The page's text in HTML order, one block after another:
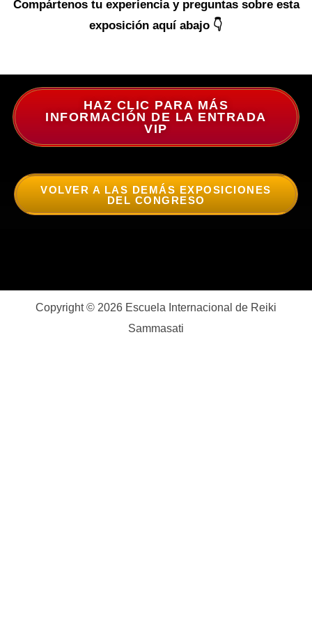
Compártenos tu experiencia y preguntas sobre esta
exposición aquí abajo 👇
HAZ CLIC PARA MÁS
INFORMACIÓN DE LA ENTRADA
VIP
VOLVER A LAS DEMÁS EXPOSICIONES
DEL CONGRESO
Copyright © 2026 Escuela Internacional de Reiki
Sammasati